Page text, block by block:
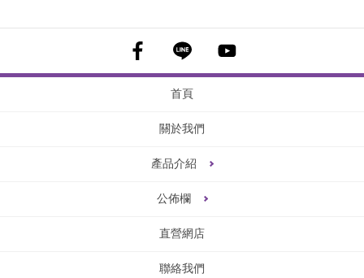
首頁
關於我們
產品介紹
公佈欄
直營網店
聯絡我們